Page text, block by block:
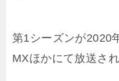
第1シーズンが2020
MXほかにて放送され